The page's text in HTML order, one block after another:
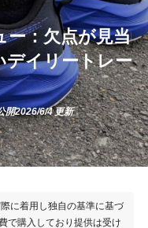
：欠点が見当
デイリートレー
2026/6/4
に着用し独自の基準に基づ
で購入しており提供は受け